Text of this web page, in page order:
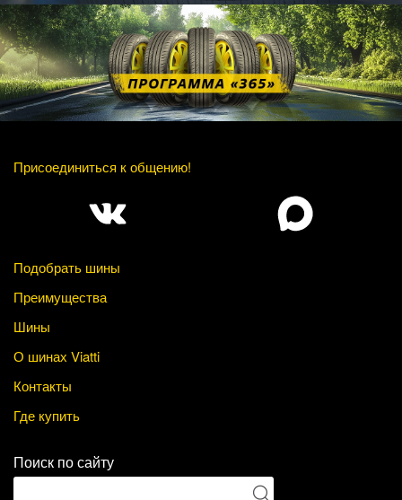
Присоединиться к общению!
Подобрать шины
Преимущества
Шины
О шинах Viatti
Контакты
Где купить
Поиск по сайту